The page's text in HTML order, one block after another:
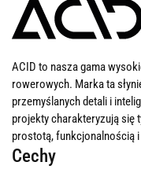
ACID to nasza gama
rowerowych. Marka ta
przemyślanych detali i
projekty charakteryzują się
prostotą, funkcjonalnością
Cechy